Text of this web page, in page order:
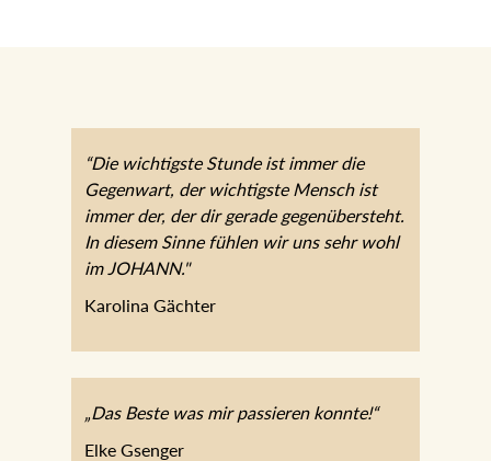
“Die wichtigste Stunde ist immer die
Gegenwart, der wichtigste Mensch ist
immer der, der dir gerade gegenübersteht.
In diesem Sinne fühlen wir uns sehr wohl
im JOHANN."
Karolina Gächter
„Das Beste was mir passieren konnte!“
Elke Gsenger